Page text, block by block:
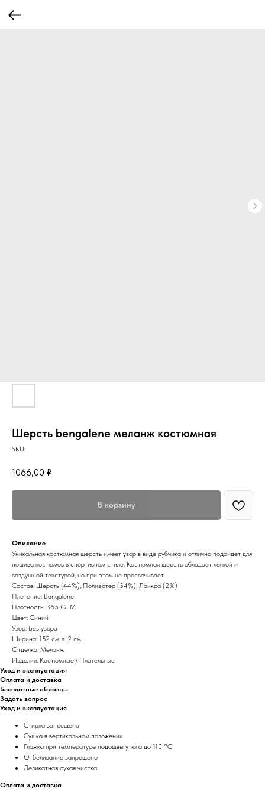
Шерсть bengalene меланж костюмная
SKU:
1066,00 ₽
В корзину
Описание
Уникальная костюмная шерсть имеет узор в виде рубчика и отлично подойдёт для
пошива костюмов в спортивном стиле. Костюмная шерсть обладает лёгкой и
воздушной текстурой, но при этом не просвечивает.
Состав: Шерсть (44%), Полиэстер (54%), Лайкра (2%)
Плетение: Bangalene
Плотность: 365 GLM
Цвет: Синий
Узор: Без узора
Ширина: 152 см ± 2 см
Отделка: Меланж
Изделия: Костюмные / Плательные
Уход и эксплуатация
Оплата и доставка
Бесплатные образцы
Задать вопрос
Уход и эксплуатация
Стирка запрещена
Сушка в вертикальном положении
Глажка при температуре подошвы утюга до 110 °C
Отбеливание запрещено
Деликатная сухая чистка
Оплата и доставка